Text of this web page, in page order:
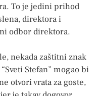
To je jedini prihod
direktora i
odbor direktora.
nekada zaštitni znak
Stefan” mogao bi
otvori vrata za goste,